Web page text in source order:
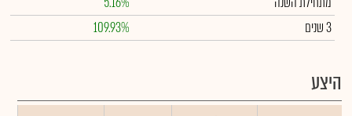
3 שנים
109.93%
היצע